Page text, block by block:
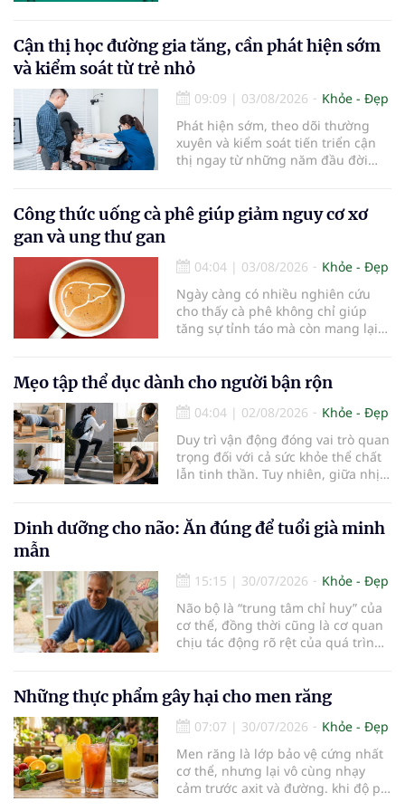
bàn chải quá lâu có thể làm giảm
hiệu quả làm sạch và ảnh hưởng
đến sức khỏe răng miệng...
Cận thị học đường gia tăng, cần phát hiện sớm
và kiểm soát từ trẻ nhỏ
09:09 | 03/08/2026
Khỏe - Đẹp
Phát hiện sớm, theo dõi thường
xuyên và kiểm soát tiến triển cận
thị ngay từ những năm đầu đời
trẻ. Đây cũng là định hướng của
Trung tâm Nhãn nhi và Kiểm soát
Đô đưa vào hoạt động ngày 1/8.
Công thức uống cà phê giúp giảm nguy cơ xơ
gan và ung thư gan
04:04 | 03/08/2026
Khỏe - Đẹp
Ngày càng có nhiều nghiên cứu
cho thấy cà phê không chỉ giúp
tăng sự tỉnh táo mà còn mang lại
đóng vai trò lọc độc tố, chuyển hóa
thuốc và dự trữ nhiều vitamin,
khoáng chất thiết yếu nhưng cũng
rất dễ bị tổn thương…
Mẹo tập thể dục dành cho người bận rộn
04:04 | 02/08/2026
Khỏe - Đẹp
Duy trì vận động đóng vai trò quan
trọng đối với cả sức khỏe thể chất
lẫn tinh thần. Tuy nhiên, giữa nhịp
cho các hoạt động tập luyện
thường trở thành một thách thức
Dinh dưỡng cho não: Ăn đúng để tuổi già minh
mẫn
15:15 | 30/07/2026
Khỏe - Đẹp
Não bộ là “trung tâm chỉ huy” của
cơ thể, đồng thời cũng là cơ quan
chịu tác động rõ rệt của quá trình
mạnh, có thể góp phần bảo vệ tế
bào thần kinh, duy trì trí nhớ và
giúp NCT sống minh mẫn, tự chủ
lâu hơn.
Những thực phẩm gây hại cho men răng
07:07 | 30/07/2026
Khỏe - Đẹp
Men răng là lớp bảo vệ cứng nhất
cơ thể, nhưng lại vô cùng nhạy
cảm trước axit và đường. khi độ pH